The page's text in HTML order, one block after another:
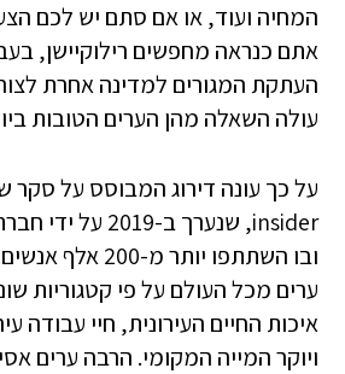
המחיה ועוד, או אם סתם יש לכם
אתם כנראה מחפשים רילוקיישן,
העתקת המגורים למדינה אחרת
עולה השאלה מהן הערים הטובות
ערים מכל העולם על פי קטגוריות
איכות החיים העירונית, חיי עבודה
ויוקר המייה המקומי. הרבה ערים